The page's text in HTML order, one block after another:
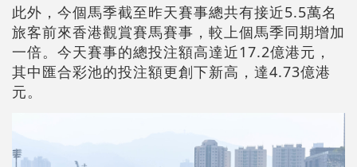
此外，今個馬季截至昨天賽事總共有接近5.5萬名
旅客前來香港觀賞賽馬賽事，較上個馬季同期增加
一倍。今天賽事的總投注額高達近17.2億港元，
其中匯合彩池的投注額更創下新高，達4.73億港
元。